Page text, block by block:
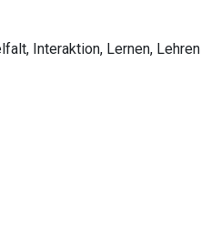
, Interaktion, Lernen, Lehren